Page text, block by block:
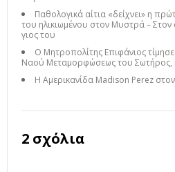
Παθολογικά αίτια «δείχνει» η
του ηλικιωμένου στον Μυστρά –
γιος του
Ο Μητροπολίτης Επιφάνιος
Ναού Μεταμορφώσεως του Σωτήρος,
Η Αμερικανίδα Madison Perez
2 σχόλια